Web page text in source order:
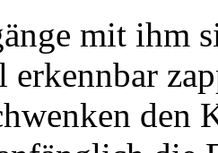
mit ihm
erkennbar
den